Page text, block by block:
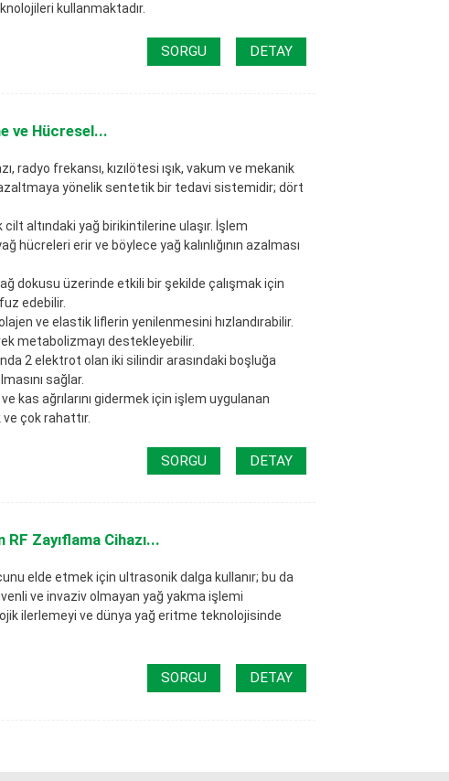
kullanmaktadır.
SORGU DETAY
ve Hücresel...
radyo frekansı, kızılötesi ışık, vakum ve mekanik
yönelik sentetik bir tedavi sistemidir; dört
cilt altındaki yağ birikintilerine ulaşır. İşlem
hücreleri erir ve böylece yağ kalınlığının azalması
dokusu üzerinde etkili bir şekilde çalışmak için
edebilir.
ve elastik liflerin yenilenmesini hızlandırabilir.
metabolizmayı destekleyebilir.
2 elektrot olan iki silindir arasındaki boşluğa
sağlar.
kas ağrılarını gidermek için işlem uygulanan
çok rahattır.
SORGU DETAY
Zayıflama Cihazı...
elde etmek için ultrasonik dalga kullanır; bu da
ve invaziv olmayan yağ yakma işlemi
ilerlemeyi ve dünya yağ eritme teknolojisinde
SORGU DETAY